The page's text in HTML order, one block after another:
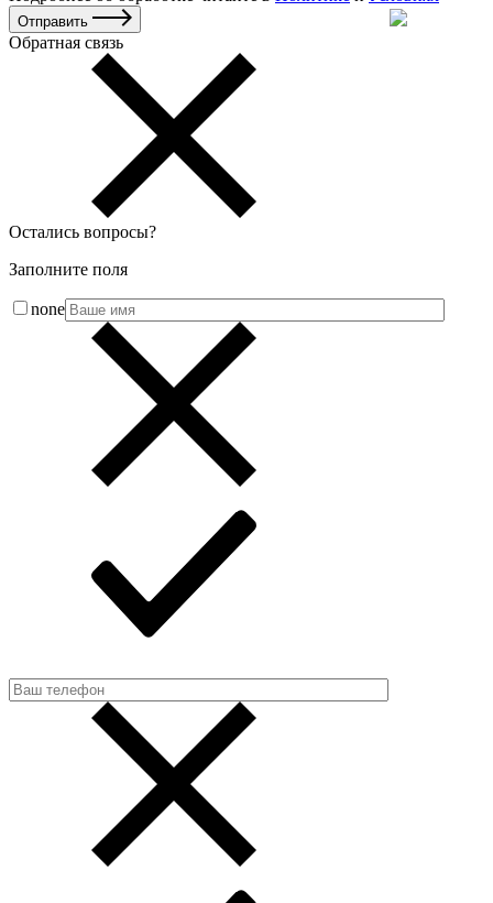
Отправить
Обратная связь
Остались вопросы?
Заполните поля
none